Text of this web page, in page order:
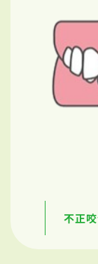
不正